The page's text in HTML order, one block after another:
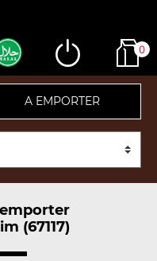
0
A EMPORTER
(67117)